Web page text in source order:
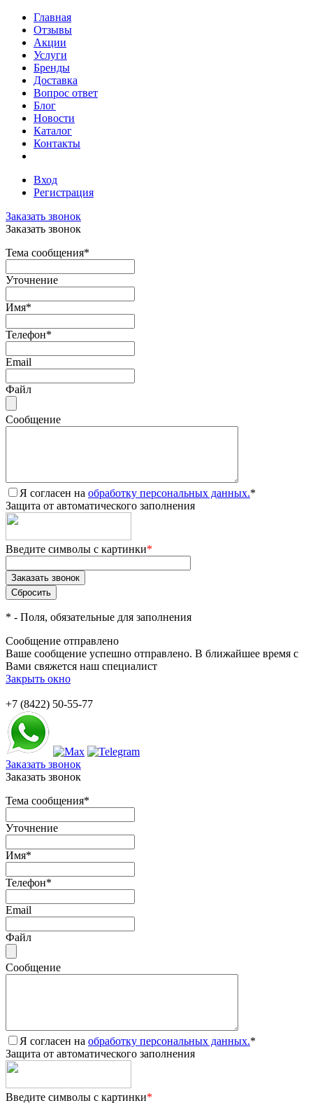
Главная
Отзывы
Акции
Услуги
Бренды
Доставка
Вопрос ответ
Блог
Новости
Каталог
Контакты
Вход
Регистрация
Заказать звонок
Заказать звонок
Тема сообщения*
Уточнение
Имя*
Телефон*
Email
Файл
Сообщение
Я согласен на обработку персональных данных.*
Защита от автоматического заполнения
Введите символы с картинки*
* - Поля, обязательные для заполнения
Сообщение отправлено
Ваше сообщение успешно отправлено. В ближайшее время с
Вами свяжется наш специалист
Закрыть окно
+7 (8422) 50-55-77
Заказать звонок
Заказать звонок
Тема сообщения*
Уточнение
Имя*
Телефон*
Email
Файл
Сообщение
Я согласен на обработку персональных данных.*
Защита от автоматического заполнения
Введите символы с картинки*